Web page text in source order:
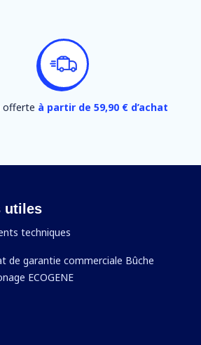
offerte à partir de 59,90 € d’achat
utiles
techniques
de garantie commerciale Bûche
ECOGENE